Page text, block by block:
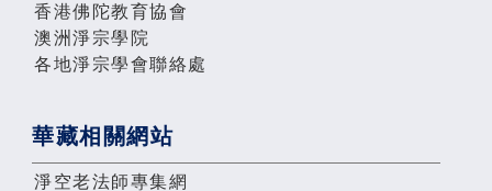
香港佛陀教育協會
澳洲淨宗學院
各地淨宗學會聯絡處
華藏相關網站
淨空老法師專集網